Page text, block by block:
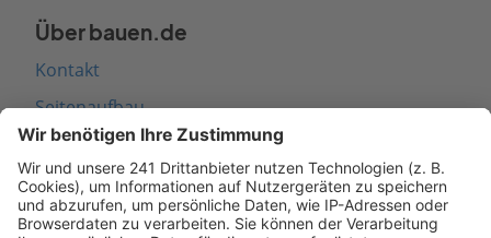
Über bauen.de
Kontakt
Seitenaufbau
Barrierefreiheit
Cookie Einstellungen